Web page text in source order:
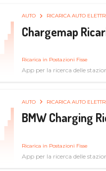
AUTO RICARICA AUTO
Chargemap
Ricarica in Postazioni Fisse
App per la ricerca delle
AUTO RICARICA AUTO
BMW Charging
Ricarica in Postazioni Fisse
App per la ricerca delle